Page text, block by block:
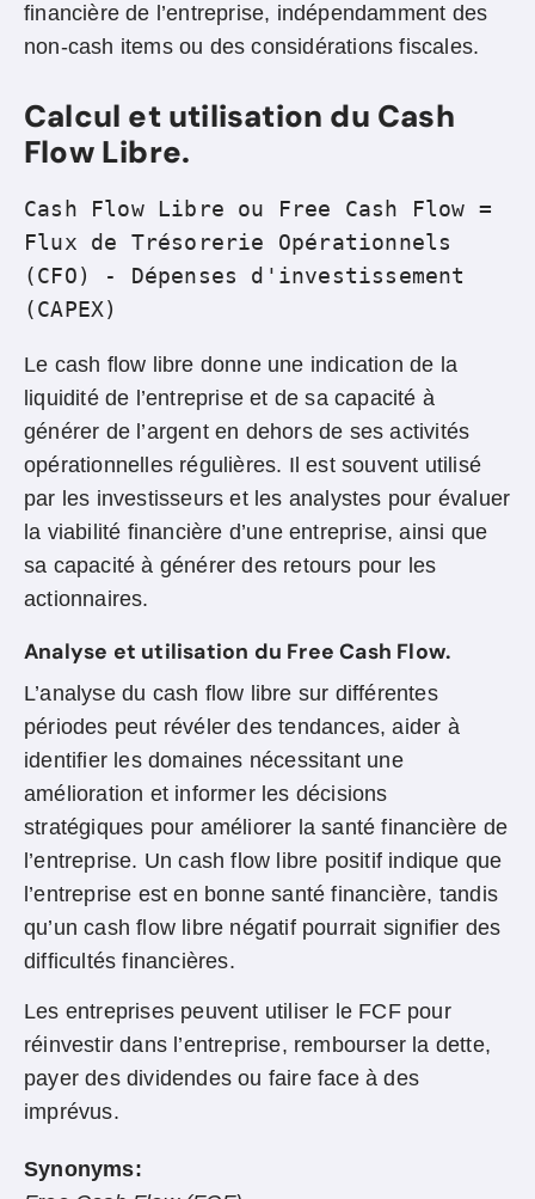
financière de l’entreprise, indépendamment des
non-cash items ou des considérations fiscales.
Calcul et utilisation du Cash
Flow Libre.
Cash Flow Libre ou Free Cash Flow =
Flux de Trésorerie Opérationnels
(CFO) - Dépenses d'investissement
(CAPEX)
Le cash flow libre donne une indication de la
liquidité de l’entreprise et de sa capacité à
générer de l’argent en dehors de ses activités
opérationnelles régulières. Il est souvent utilisé
par les investisseurs et les analystes pour évaluer
la viabilité financière d’une entreprise, ainsi que
sa capacité à générer des retours pour les
actionnaires.
Analyse et utilisation du Free Cash Flow.
L’analyse du cash flow libre sur différentes
périodes peut révéler des tendances, aider à
identifier les domaines nécessitant une
amélioration et informer les décisions
stratégiques pour améliorer la santé financière de
l’entreprise. Un cash flow libre positif indique que
l’entreprise est en bonne santé financière, tandis
qu’un cash flow libre négatif pourrait signifier des
difficultés financières.
Les entreprises peuvent utiliser le FCF pour
réinvestir dans l’entreprise, rembourser la dette,
payer des dividendes ou faire face à des
imprévus.
Synonyms: